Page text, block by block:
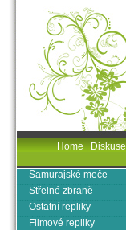
Samurajské meče
Střelné zbraně
Ostatní repliky
Filmové repliky
Home|Diskuse